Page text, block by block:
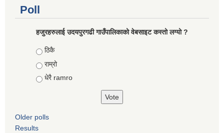
Poll
हजुरहरुलाई उदयपुरगढी गाउँपालिकाको वेबसाइट कस्तो लग्यो ?
Choices
ठिकै
राम्रो
धेरै ramro
Older polls
Results